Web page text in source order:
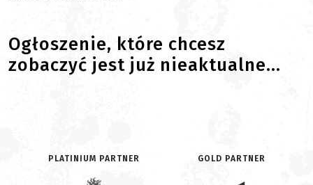
Ogłoszenie, które chcesz
zobaczyć jest już nieaktualne...
PLATINIUM PARTNER GOLD PARTNER